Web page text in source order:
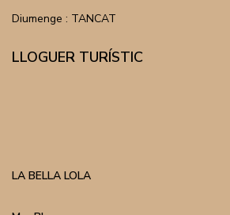
Diumenge : TANCAT
LLOGUER TURÍSTIC
LA BELLA LOLA